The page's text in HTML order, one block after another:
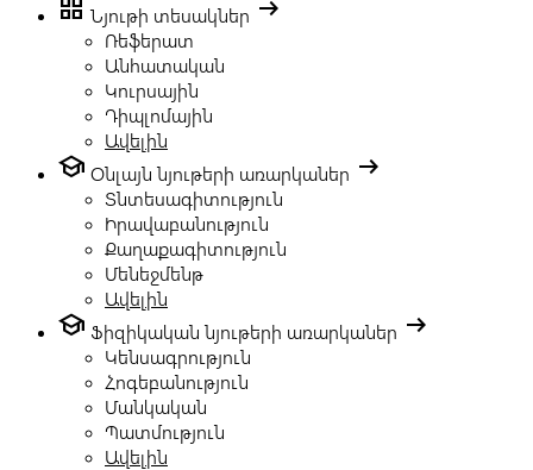
grid_view Նյութի տեսակներ arrow_right_alt
Ռեֆերատ
Անհատական
Կուրսային
Դիպլոմային
Ավելին
school Օնլայն նյութերի առարկաներ arrow_right_alt
Տնտեսագիտություն
Իրավաբանություն
Քաղաքագիտություն
Մենեջմենթ
Ավելին
school Ֆիզիկական նյութերի առարկաներ arrow_right_alt
Կենսագրություն
Հոգեբանություն
Մանկական
Պատմություն
Ավելին